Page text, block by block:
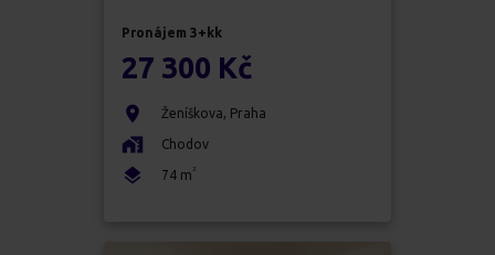
Pronájem 3+kk
27 300 Kč
Ženíškova, Praha
Chodov
74 m 2